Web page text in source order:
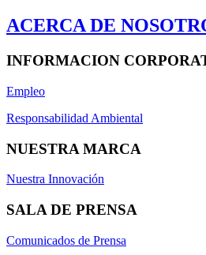
ACERCA DE
INFORMACION
Empleo
Responsabilidad Ambiental
NUESTRA MARCA
Nuestra Innovación
SALA DE PRENSA
Comunicados de Prensa